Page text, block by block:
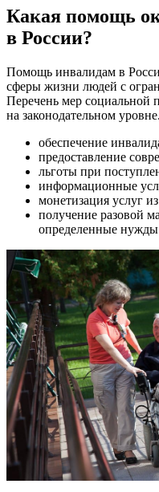
Какая помощь
в России?
Помощь инвалидам в
сферы жизни людей с
Перечень мер социальной
на законодательном
обеспечение
предоставление
льготы при
информационные
монетизация услуг
получение разовой
определенные нужды